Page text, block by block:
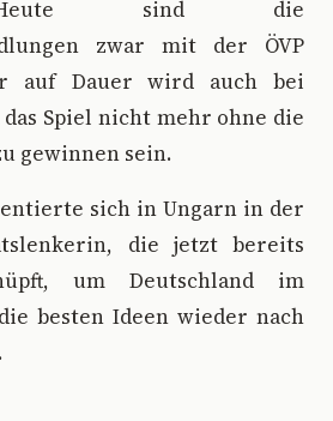
sind die
zwar mit der ÖVP
auf Dauer wird auch bei
Spiel nicht mehr ohne die
gewinnen sein.
sich in Ungarn in der
die jetzt bereits
um Deutschland im
besten Ideen wieder nach